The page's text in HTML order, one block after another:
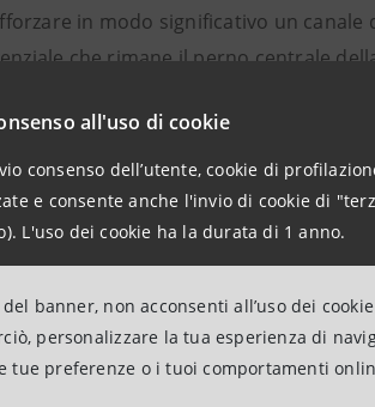
all'uso di cookie
consenso dell’utente, cookie di
e consente anche l'invio di cookie di
L'uso dei cookie ha la durata di 1 anno.
banner, non acconsenti all’uso dei
personalizzare la tua esperienza di
preferenze o i tuoi comportamenti
in modo significativo un
che rimane il perno centrale
all’attività del Gruppo nel
il Gruppo Intesa consegue il
Services e di avvalersi di un
di scala.